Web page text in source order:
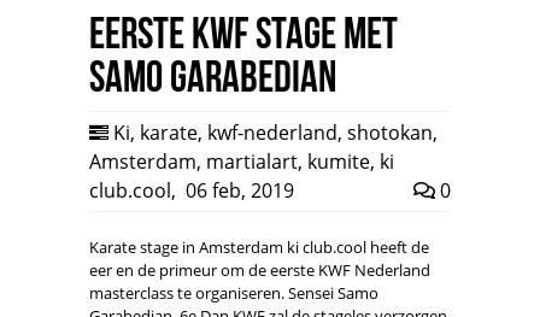
Eerste KWF Stage met
Samo Garabedian
Ki, karate, kwf-nederland, shotokan,
Amsterdam, martialart, kumite, ki
club.cool, 06 feb, 2019 0
Karate stage in Amsterdam ki club.cool heeft de
eer en de primeur om de eerste KWF Nederland
masterclass te organiseren. Sensei Samo